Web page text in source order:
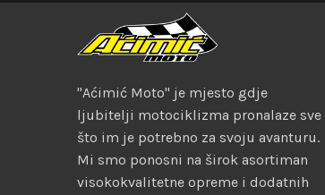
"Aćimić Moto" je mjesto gdje
ljubitelji motociklizma pronalaze sve
što im je potrebno za svoju avanturu.
Mi smo ponosni na širok asortiman
visokokvalitetne opreme i dodatnih